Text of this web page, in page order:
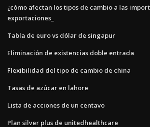
¿cómo afectan los tipos de cambio a las
exportaciones_
Tabla de euro vs dólar de singapur
Eliminación de existencias doble entrada
Flexibilidad del tipo de cambio de china
Tasas de azúcar en lahore
Lista de acciones de un centavo
Plan silver plus de unitedhealthcare